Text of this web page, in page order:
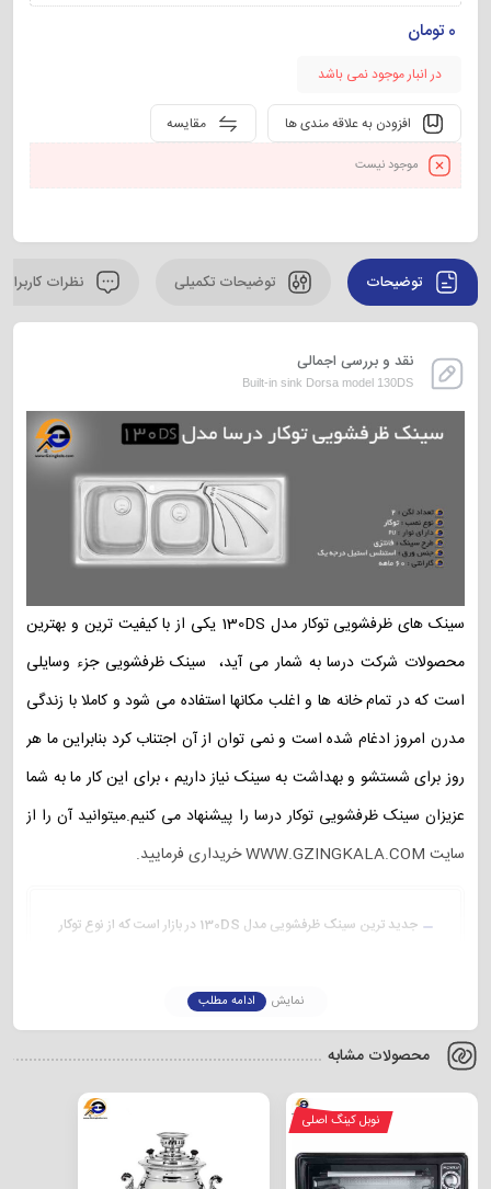
0تومان
در انبار موجود نمی باشد
مقایسه افزودن به علاقه مندی ها
موجود نیست
توضیحات توضیحات تکمیلی نظرات کاربران
نقد و بررسی اجمالی
Built-in sink Dorsa model 130DS
سینک های ظرفشویی توکار مدل 130DS یکی از با کیفیت ترین و بهترین
محصولات شرکت درسا به شمار می آید، سینک ظرفشویی جزء وسایلی
است که در تمام خانه ها و اغلب مکانها استفاده می شود و کاملا با زندگی
مدرن امروز ادغام شده است و نمی توان از آن اجتناب کرد بنابراین ما هر
روز برای شستشو و بهداشت به سینک نیاز داریم ، برای این کار ما به شما
عزیزان سینک ظرفشویی توکار درسا را پیشنهاد می کنیم.میتوانید آن را از
سایت WWW.GZINGKALA.COM خریداری فرمایید.
جدید ترین سینک ظرفشویی مدل 130DS در بازار است که از نوع توکار
زیبایی خیره کننده ای دارد.
بهترین سینک ظرفشویی استیل
برای اینکه سینک مناسب را انتخاب نمایید باید ابعاد و محل قرار گیری
نمایش ادامه مطلب
محصولات مشابه
نوبل کینگ اصلی